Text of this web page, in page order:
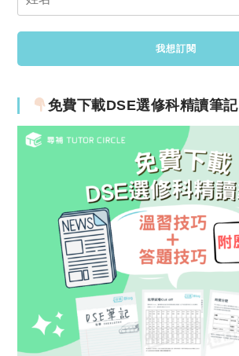
免費下載DSE選修科精讀筆記